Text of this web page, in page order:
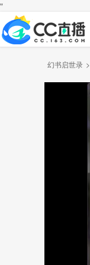
"
幻书启世录 >